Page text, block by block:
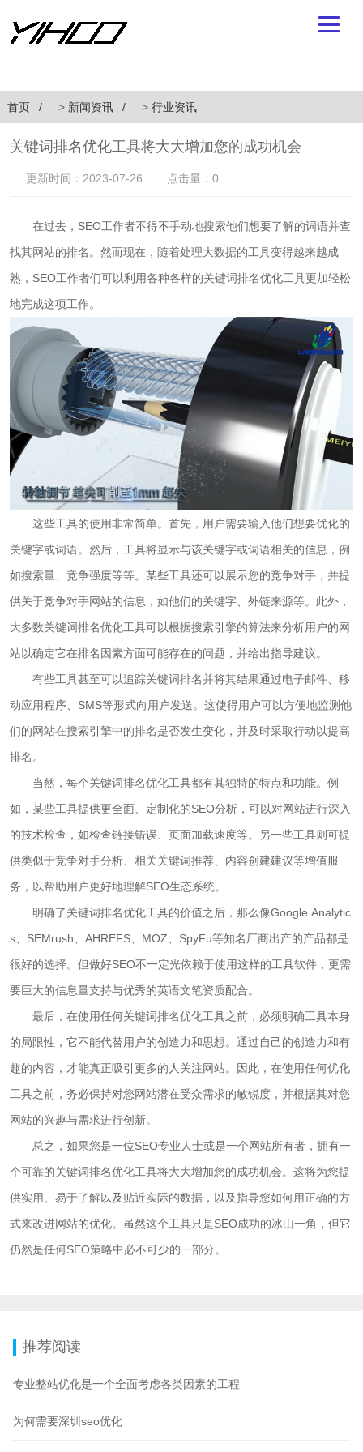
首页 > 新闻资讯 > 行业资讯
关键词排名优化工具将大大增加您的成功机会
更新时间：2023-07-26 点击量：0
在过去，SEO工作者不得不手动地搜索他们想要了解的词语并查
找其网站的排名。然而现在，随着处理大数据的工具变得越来越成
熟，SEO工作者们可以利用各种各样的关键词排名优化工具更加轻松
地完成这项工作。
这些工具的使用非常简单。首先，用户需要输入他们想要优化的
关键字或词语。然后，工具将显示与该关键字或词语相关的信息，例
如搜索量、竞争强度等等。某些工具还可以展示您的竞争对手，并提
供关于竞争对手网站的信息，如他们的关键字、外链来源等。此外，
大多数关键词排名优化工具可以根据搜索引擎的算法来分析用户的网
站以确定它在排名因素方面可能存在的问题，并给出指导建议。
有些工具甚至可以追踪关键词排名并将其结果通过电子邮件、移
动应用程序、SMS等形式向用户发送。这使得用户可以方便地监测他
们的网站在搜索引擎中的排名是否发生变化，并及时采取行动以提高
排名。
当然，每个关键词排名优化工具都有其独特的特点和功能。例
如，某些工具提供更全面、定制化的SEO分析，可以对网站进行深入
的技术检查，如检查链接错误、页面加载速度等。另一些工具则可提
供类似于竞争对手分析、相关关键词推荐、内容创建建议等增值服
务，以帮助用户更好地理解SEO生态系统。
明确了关键词排名优化工具的价值之后，那么像Google Analytic
s、SEMrush、AHREFS、MOZ、SpyFu等知名厂商出产的产品都是
很好的选择。但做好SEO不一定光依赖于使用这样的工具软件，更需
要巨大的信息量支持与优秀的英语文笔资质配合。
最后，在使用任何关键词排名优化工具之前，必须明确工具本身
的局限性，它不能代替用户的创造力和思想。通过自己的创造力和有
趣的内容，才能真正吸引更多的人关注网站。因此，在使用任何优化
工具之前，务必保持对您网站潜在受众需求的敏锐度，并根据其对您
网站的兴趣与需求进行创新。
总之，如果您是一位SEO专业人士或是一个网站所有者，拥有一
个可靠的关键词排名优化工具将大大增加您的成功机会。这将为您提
供实用、易于了解以及贴近实际的数据，以及指导您如何用正确的方
式来改进网站的优化。虽然这个工具只是SEO成功的冰山一角，但它
仍然是任何SEO策略中必不可少的一部分。
推荐阅读
专业整站优化是一个全面考虑各类因素的工程
为何需要深圳seo优化